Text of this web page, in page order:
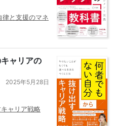
律と支援のマネ
ャリアの
2025年5月28日
ャリア戦略